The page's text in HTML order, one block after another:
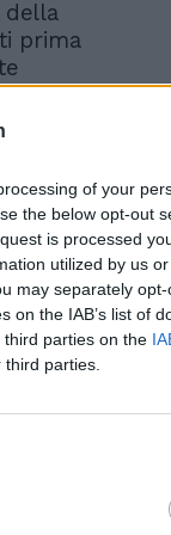
of your
the below opt-out
is processed
utilized by us
may separately
on the IAB’s list of
parties on the
parties.
della
prima
che
un